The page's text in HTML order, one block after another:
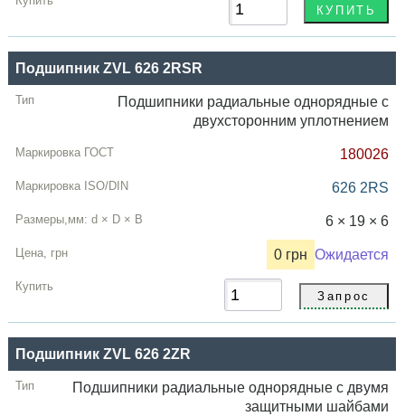
Подшипник ZVL 626 2RSR
Подшипники радиальные однорядные с
двухсторонним уплотнением
180026
626 2RS
6 × 19 × 6
0 грн Ожидается
Подшипник ZVL 626 2ZR
Подшипники радиальные однорядные с двумя
защитными шайбами